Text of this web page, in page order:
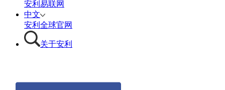
安利易联网
中文
安利全球官网
关于安利